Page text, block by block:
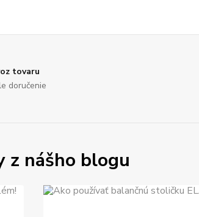
tovaru
doručenie
z nášho blogu